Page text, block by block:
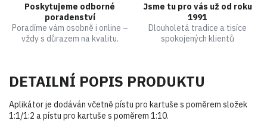
Poskytujeme odborné
poradenství
Poradíme vám osobně i online –
vždy s důrazem na kvalitu.
Jsme tu pro vás už od roku
1991
Dlouholetá tradice a tisíce
spokojených klientů
DETAILNÍ POPIS PRODUKTU
Aplikátor je dodáván včetně pístu pro kartuše s poměrem složek
1:1/1:2 a pístu pro kartuše s poměrem 1:10.